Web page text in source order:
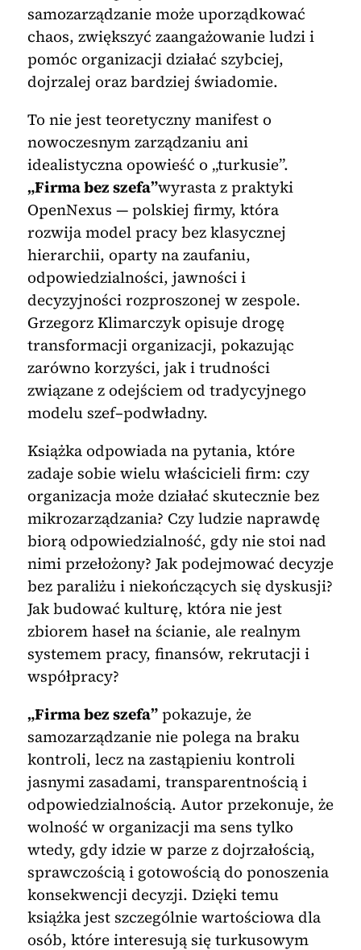
samozarządzanie może uporządkować
chaos, zwiększyć zaangażowanie ludzi i
pomóc organizacji działać szybciej,
dojrzalej oraz bardziej świadomie.
To nie jest teoretyczny manifest o
nowoczesnym zarządzaniu ani
idealistyczna opowieść o „turkusie”.
„Firma bez szefa”wyrasta z praktyki
OpenNexus — polskiej firmy, która
rozwija model pracy bez klasycznej
hierarchii, oparty na zaufaniu,
odpowiedzialności, jawności i
decyzyjności rozproszonej w zespole.
Grzegorz Klimarczyk opisuje drogę
transformacji organizacji, pokazując
zarówno korzyści, jak i trudności
związane z odejściem od tradycyjnego
modelu szef–podwładny.
Książka odpowiada na pytania, które
zadaje sobie wielu właścicieli firm: czy
organizacja może działać skutecznie bez
mikrozarządzania? Czy ludzie naprawdę
biorą odpowiedzialność, gdy nie stoi nad
nimi przełożony? Jak podejmować decyzje
bez paraliżu i niekończących się dyskusji?
Jak budować kulturę, która nie jest
zbiorem haseł na ścianie, ale realnym
systemem pracy, finansów, rekrutacji i
współpracy?
„Firma bez szefa”pokazuje, że
samozarządzanie nie polega na braku
kontroli, lecz na zastąpieniu kontroli
jasnymi zasadami, transparentnością i
odpowiedzialnością. Autor przekonuje, że
wolność w organizacji ma sens tylko
wtedy, gdy idzie w parze z dojrzałością,
sprawczością i gotowością do ponoszenia
konsekwencji decyzji. Dzięki temu
książka jest szczególnie wartościowa dla
osób, które interesują się turkusowym